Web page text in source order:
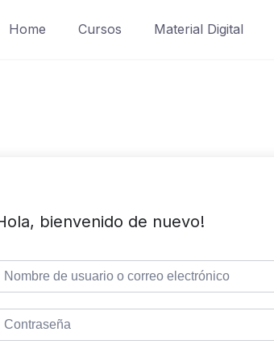
Home Cursos Material Digital
bienvenido de nuevo!